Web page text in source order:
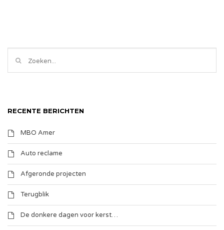
RECENTE BERICHTEN
MBO Amer
Auto reclame
Afgeronde projecten
Terugblik
De donkere dagen voor kerst…